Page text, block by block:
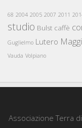
68 2004 2005 2007 2011
studio Bulst caffè
Guglielmo Lutero Maggi
Vauda Volpiano
Associazione Terra